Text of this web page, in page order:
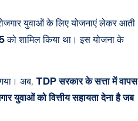
युवाओं के लिए योजनाएं लेकर आती
को शामिल किया था। इस योजना के
अब, TDP सरकार के सत्ता में वापस
युवाओं को वित्तीय सहायता देना है जब